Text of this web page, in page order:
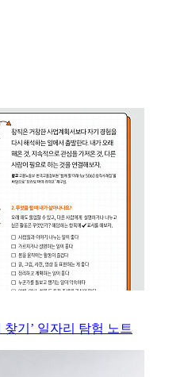
찾기’ 일자리 탐험 노트